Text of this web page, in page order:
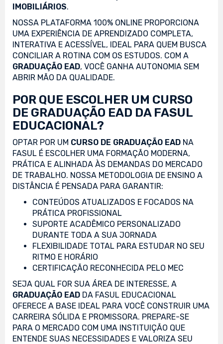
IMOBILIÁRIOS.
NOSSA PLATAFORMA 100% ONLINE PROPORCIONA
UMA EXPERIÊNCIA DE APRENDIZADO COMPLETA,
INTERATIVA E ACESSÍVEL, IDEAL PARA QUEM BUSCA
CONCILIAR A ROTINA COM OS ESTUDOS. COM A
GRADUAÇÃO EAD, VOCÊ GANHA AUTONOMIA SEM
ABRIR MÃO DA QUALIDADE.
POR QUE ESCOLHER UM CURSO
DE GRADUAÇÃO EAD DA FASUL
EDUCACIONAL?
OPTAR POR UM CURSO DE GRADUAÇÃO EAD NA
FASUL É ESCOLHER UMA FORMAÇÃO MODERNA,
PRÁTICA E ALINHADA ÀS DEMANDAS DO MERCADO
DE TRABALHO. NOSSA METODOLOGIA DE ENSINO A
DISTÂNCIA É PENSADA PARA GARANTIR:
CONTEÚDOS ATUALIZADOS E FOCADOS NA
PRÁTICA PROFISSIONAL
SUPORTE ACADÊMICO PERSONALIZADO
DURANTE TODA A SUA JORNADA
FLEXIBILIDADE TOTAL PARA ESTUDAR NO SEU
RITMO E HORÁRIO
CERTIFICAÇÃO RECONHECIDA PELO MEC
SEJA QUAL FOR SUA ÁREA DE INTERESSE, A
GRADUAÇÃO EAD DA FASUL EDUCACIONAL
OFERECE A BASE IDEAL PARA VOCÊ CONSTRUIR UMA
CARREIRA SÓLIDA E PROMISSORA. PREPARE-SE
PARA O MERCADO COM UMA INSTITUIÇÃO QUE
ENTENDE SUAS NECESSIDADES E VALORIZA SEU